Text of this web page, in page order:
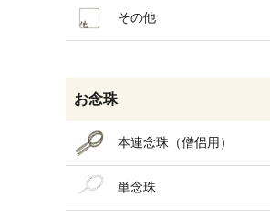
その他
お念珠
本連念珠（僧侶用）
単念珠